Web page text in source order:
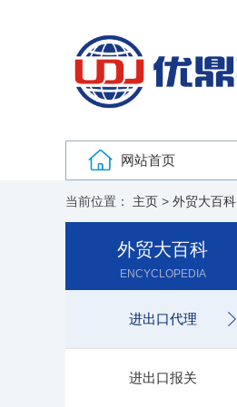
网站首页
当前位置： 主页 > 外贸大百科
外贸大百科
ENCYCLOPEDIA
进出口代理
进出口报关